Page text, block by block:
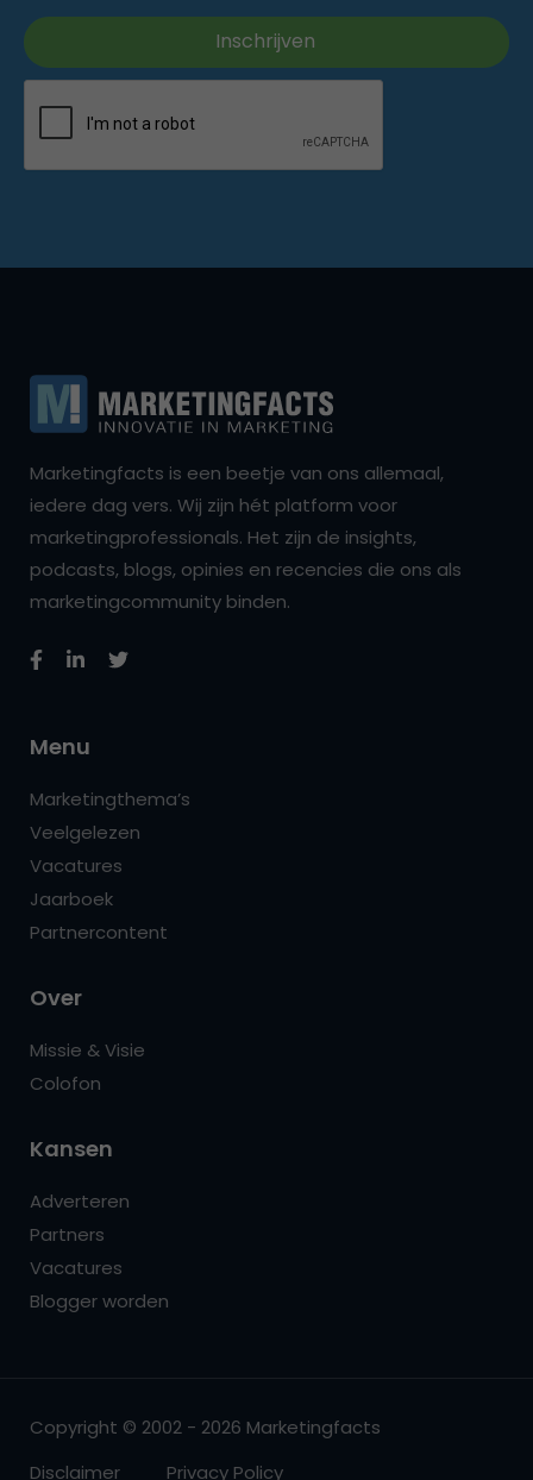
Marketingfacts is een beetje van ons allemaal,
iedere dag vers. Wij zijn hét platform voor
marketingprofessionals. Het zijn de insights,
podcasts, blogs, opinies en recencies die ons als
marketingcommunity binden.
Menu
Marketingthema’s
Veelgelezen
Vacatures
Jaarboek
Partnercontent
Over
Missie & Visie
Colofon
Kansen
Adverteren
Partners
Vacatures
Blogger worden
Copyright © 2002 - 2026 Marketingfacts
Disclaimer
Privacy Policy